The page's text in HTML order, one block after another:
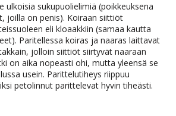
ulkoisia sukupuolielimiä (poikkeuksena
joilla on penis). Koiraan siittiöt
eli kloaakkiin (samaa kautta
Paritellessa koiras ja naaras laittavat
jolloin siittiöt siirtyvät naaraan
on aika nopeasti ohi, mutta yleensä se
usein. Parittelutiheys riippuu
petolinnut parittelevat hyvin tiheästi.